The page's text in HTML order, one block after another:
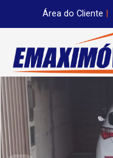
Área do Cliente